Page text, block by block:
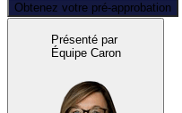
Obtenez votre pré-approbation
Présenté par
Équipe Caron